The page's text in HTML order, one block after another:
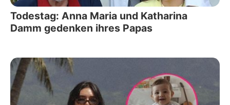
Todestag: Anna Maria und Katharina
Damm gedenken ihres Papas